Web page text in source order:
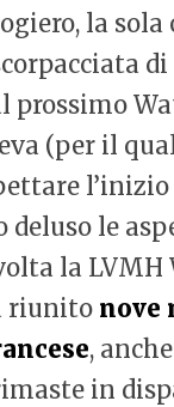
la sola
prossimo
(per il
deluso le
la LVMH
riunito nove
,
in